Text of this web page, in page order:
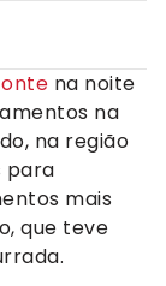
na noite
na
na região
para
mais
que teve